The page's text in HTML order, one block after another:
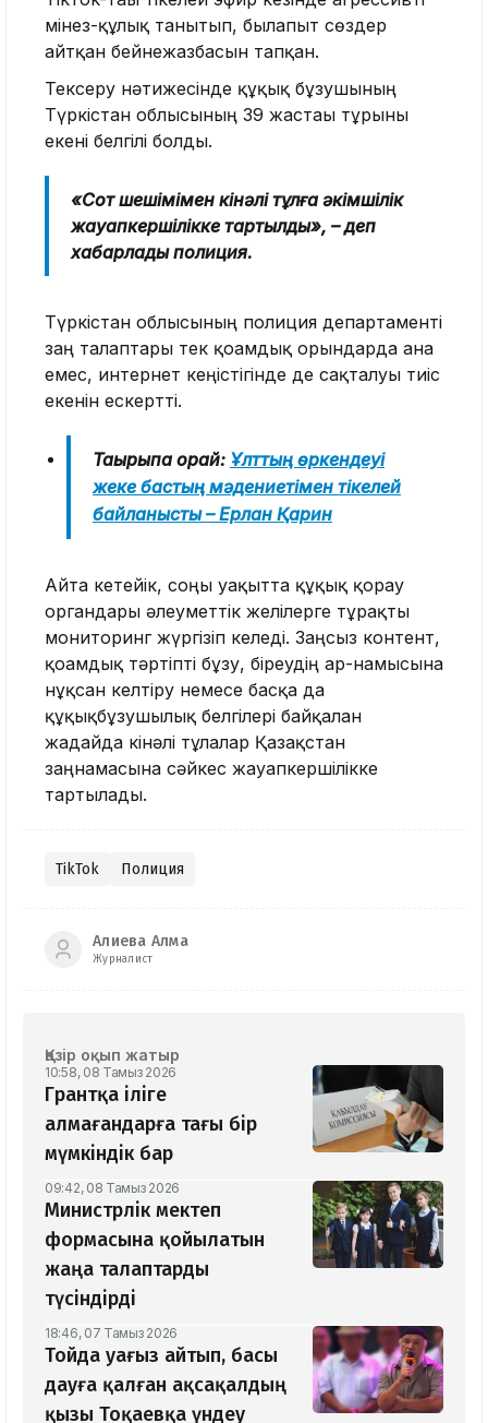
мінез-құлық танытып, былапыт сөздер
айтқан бейнежазбасын тапқан.
Тексеру нәтижесінде құқық бұзушының
Түркістан облысының 39 жастағы тұрғыны
екені белгілі болды.
«Сот шешімімен кінәлі тұлға әкімшілік
жауапкершілікке тартылды», – деп
хабарлады полиция.
Түркістан облысының полиция департаменті
заң талаптары тек қоғамдық орындарда ғана
емес, интернет кеңістігінде де сақталуы тиіс
екенін ескертті.
Тақырыпқа орай: Ұлттың өркендеуі
жеке бастың мәдениетімен тікелей
байланысты – Ерлан Қарин
Айта кетейік, соңғы уақытта құқық қорғау
органдары әлеуметтік желілерге тұрақты
мониторинг жүргізіп келеді. Заңсыз контент,
қоғамдық тәртіпті бұзу, біреудің ар-намысына
нұқсан келтіру немесе басқа да
құқықбұзушылық белгілері байқалған
жағдайда кінәлі тұлғалар Қазақстан
заңнамасына сәйкес жауапкершілікке
тартылады.
TikTok Полиция
Алиева Алма
Журналист
Қазір оқып жатыр
10:58, 08 Тамыз 2026
Грантқа іліге
алмағандарға тағы бір
мүмкіндік бар
09:42, 08 Тамыз 2026
Министрлік мектеп
формасына қойылатын
жаңа талаптарды
түсіндірді
18:46, 07 Тамыз 2026
Тойда уағыз айтып, басы
дауға қалған ақсақалдың
қызы Тоқаевқа үндеу